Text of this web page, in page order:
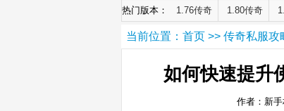
热门版本： 1.76传奇 1.80传奇
当前位置： 首页 >> 传奇私服攻
如何快速提升
作者：新手